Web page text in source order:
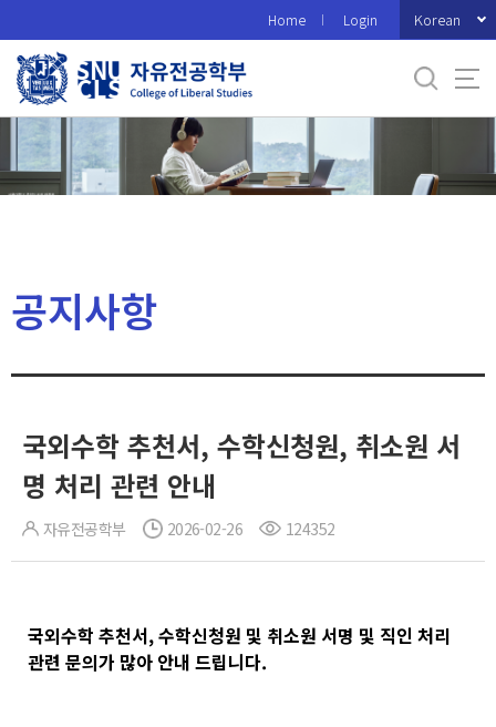
로
메
Home Login Korean
공지사항
국외수학 추천서, 수학신청원, 취소원 서
명 처리 관련 안내
자유전공학부 2026-02-26 124352
국외수학 추천서, 수학신청원 및 취소원 서명 및 직인 처리
관련 문의가 많아 안내 드립니다.